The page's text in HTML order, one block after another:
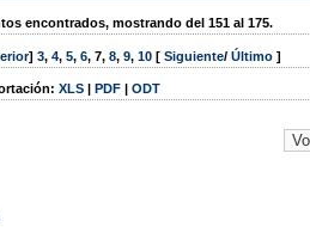
encontrados, mostrando del 151 al 175.
] 3, 4, 5, 6, 7, 8, 9, 10 [ Siguiente/ Último ]
XLS | PDF | ODT